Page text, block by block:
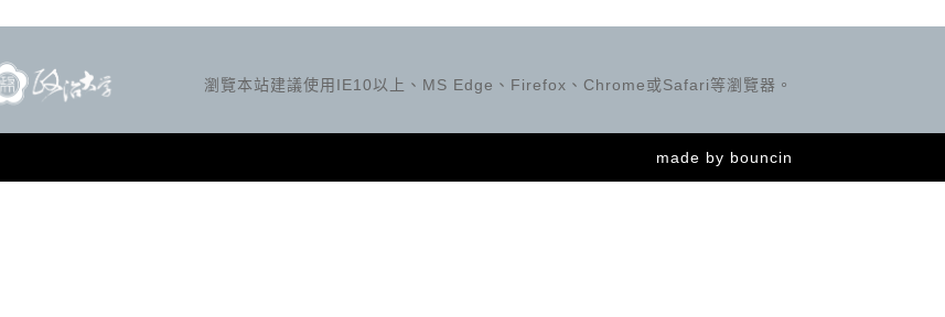
瀏覽本站建議使用IE10以上、MS Edge、Firefox、Chrome或Safari等瀏覽器。
made by bouncin